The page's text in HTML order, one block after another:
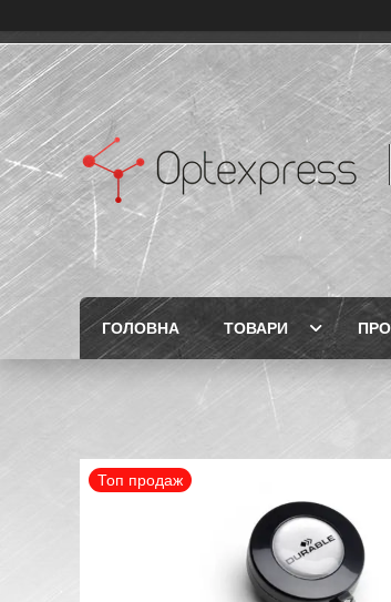
ГОЛОВНА ТОВАРИ
Топ продаж